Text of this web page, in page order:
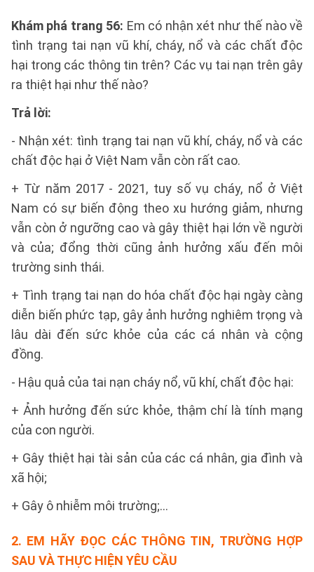
Khám phá trang 56: Em có nhận xét như thế nào về
tình trạng tai nạn vũ khí, cháy, nổ và các chất độc
hại trong các thông tin trên? Các vụ tai nạn trên gây
ra thiệt hại như thế nào?
Trả lời:
- Nhận xét: tình trạng tai nạn vũ khí, cháy, nổ và các
chất độc hại ở Việt Nam vẫn còn rất cao.
+ Từ năm 2017 - 2021, tuy số vụ cháy, nổ ở Việt
Nam có sự biến động theo xu hướng giảm, nhưng
vẫn còn ở ngưỡng cao và gây thiệt hại lớn về người
và của; đổng thời cũng ảnh hưởng xấu đến môi
trường sinh thái.
+ Tình trạng tai nạn do hóa chất độc hại ngày càng
diễn biến phức tạp, gây ảnh hưởng nghiêm trọng và
lâu dài đến sức khỏe của các cá nhân và cộng
đồng.
- Hậu quả của tai nạn cháy nổ, vũ khí, chất độc hại:
+ Ảnh hưởng đến sức khỏe, thậm chí là tính mạng
của con người.
+ Gây thiệt hại tài sản của các cá nhân, gia đình và
xã hội;
+ Gây ô nhiễm môi trường;…
2. EM HÃY ĐỌC CÁC THÔNG TIN, TRƯỜNG HỢP
SAU VÀ THỰC HIỆN YÊU CẦU